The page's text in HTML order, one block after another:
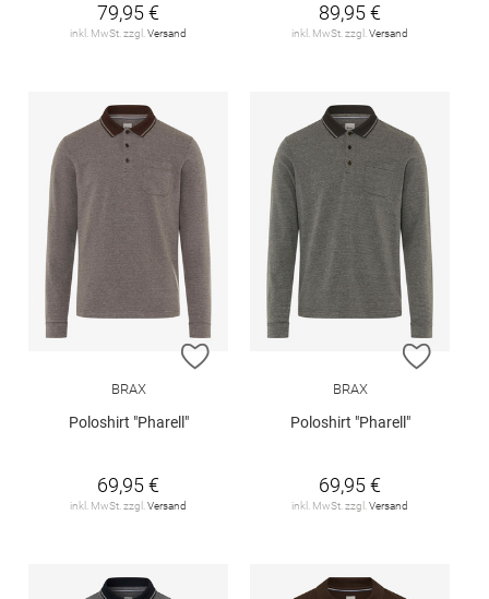
79,95 €
inkl. MwSt. zzgl. Versand
89,95 €
inkl. MwSt. zzgl. Versand
ZUR WUNSCHLISTE HINZUFÜGEN
BRAX
Poloshirt "Pharell"
69,95 €
inkl. MwSt. zzgl. Versand
ZUR
BRAX
Poloshirt "Pharell"
69,95 €
inkl. MwSt. zzgl. Versand